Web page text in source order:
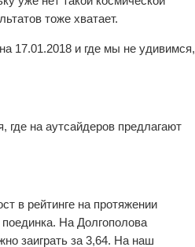
тоже хватает.
17.01.2018 и где мы не удивимся,
где на аутсайдеров предлагают
в рейтинге на протяжении
На Долгополова
заиграть за 3,64. На наш